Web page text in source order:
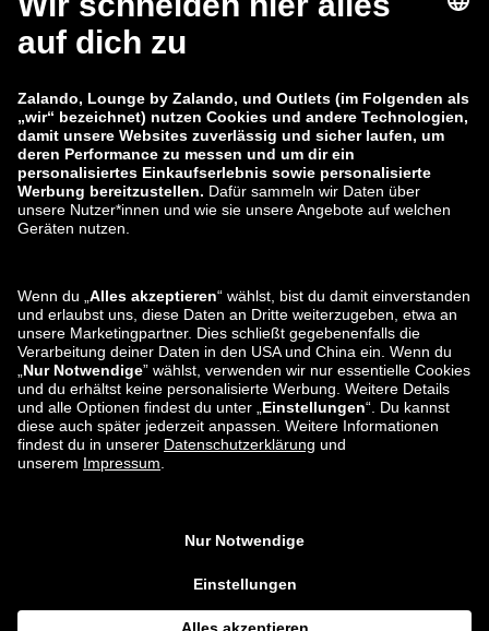
zalando-lounge.fi zalando-lounge.dk
zalando-lounge.co.uk
zalando-prive.es zalando-lounge.cz
zalando-lounge.lt zalando-lounge.sk
zalando-lounge.ro zalando-lounge.hr
zalando-lounge.lu zalando-lounge.ee
zalando-lounge.lv zalando-lounge.no
Sie finden uns
auch bei
unverbindlichen Preisempfehlung